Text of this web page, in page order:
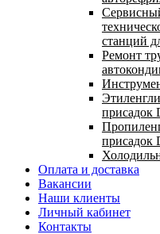
станций
Ремонт
присадок
присадок
Оплата и доставка
Вакансии
Наши клиенты
Личный кабинет
Контакты